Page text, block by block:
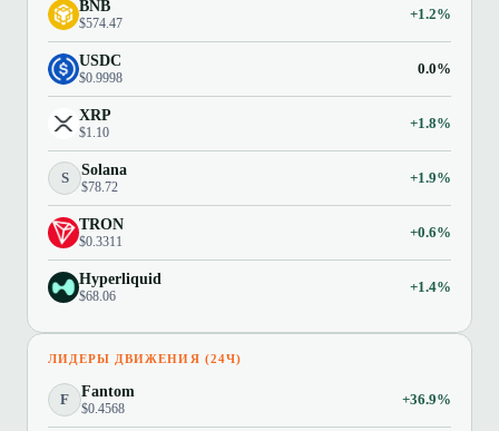
BNB
$574.47
+1.2%
USDC
$0.9998
0.0%
XRP
$1.10
+1.8%
S Solana
$78.72
+1.9%
TRON
$0.3311
+0.6%
Hyperliquid
$68.06
+1.4%
ЛИДЕРЫ ДВИЖЕНИЯ (24Ч)
F Fantom
$0.4568
+36.9%